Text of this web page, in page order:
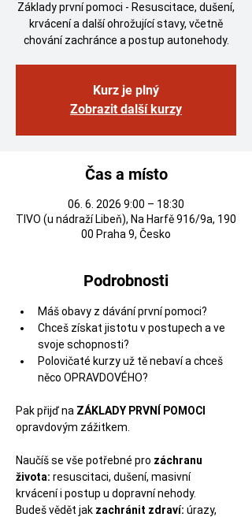
Základy první pomoci - Resuscitace, dušení,
krvácení a další ohrožující stavy, včetně
chování zachránce a postup autonehody.
Kurz je plný
Zobrazit další kurzy
Čas a místo
06. 6. 2026 9:00 – 18:30
TIVO (u nádraží Libeň), Na Harfě 916/9a, 190
00 Praha 9, Česko
Podrobnosti
Máš obavy z dávání první pomoci?
Chceš získat jistotu v postupech a ve
svoje schopnosti?
Polovičaté kurzy už tě nebaví a chceš
něco OPRAVDOVÉHO?
Pak přijď na ZÁKLADY PRVNÍ POMOCI
opravdovým zážitkem.
Naučíš se vše potřebné pro záchranu
života: resuscitaci, dušení, masivní
krvácení i postup u dopravní nehody.
Budeš vědět jak zachránit zdraví: úrazy,